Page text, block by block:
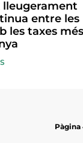
lleugerament
entre les
les taxes més
Pàgina